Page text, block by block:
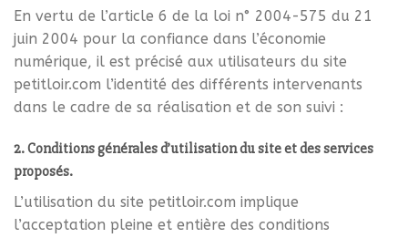
En vertu de l’article 6 de la loi n° 2004-575 du 21
juin 2004 pour la confiance dans l’économie
numérique, il est précisé aux utilisateurs du site
petitloir.com l’identité des différents intervenants
dans le cadre de sa réalisation et de son suivi :
2. Conditions générales d’utilisation du site et des services
proposés.
L’utilisation du site petitloir.com implique
l’acceptation pleine et entière des conditions